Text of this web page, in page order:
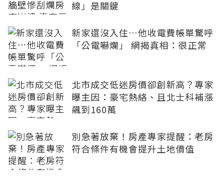
線」是關鍵
新家還沒入住…他收電費帳單驚呼
「公電嚇爛」 網揭真相：很正常
北市成交低迷房價卻創新高？專家
曝主因：豪宅熱絡、且北士科補漲
飆到160萬
別急著放棄！房產專家提醒：老房
符合條件有機會提升土地價值